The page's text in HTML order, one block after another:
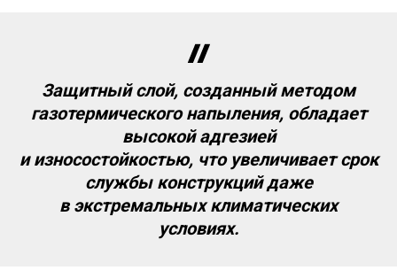
Защитный слой, созданный методом
газотермического напыления, обладает
высокой адгезией
и износостойкостью, что увеличивает срок
службы конструкций даже
в экстремальных климатических
условиях.